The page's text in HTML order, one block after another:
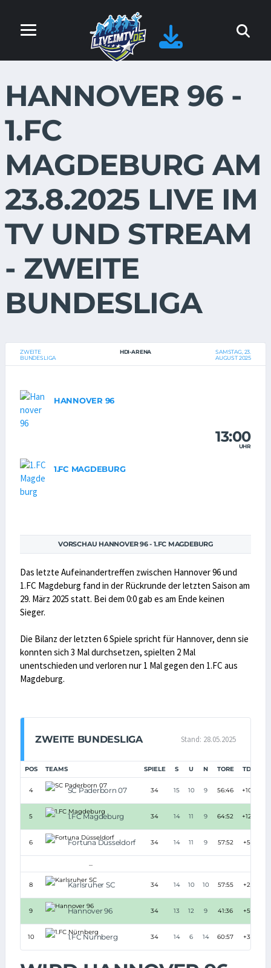
HANNOVER 96 -
1.FC
MAGDEBURG AM
23.8.2025 LIVE IM
TV UND STREAM
- ZWEITE
BUNDESLIGA
ZWEITE
BUNDESLIGA
HDI-ARENA
SAMSTAG, 23.
AUGUST 2025
HANNOVER 96
13:00
UHR
1.FC MAGDEBURG
VORSCHAU HANNOVER 96 - 1.FC MAGDEBURG
Das letzte Aufeinandertreffen zwischen Hannover 96 und
1.FC Magdeburg fand in der Rückrunde der letzten Saison am
29. März 2025 statt. Bei dem 0:0 gab es am Ende keinen
Sieger.
Die Bilanz der letzten 6 Spiele spricht für Hannover, denn sie
konnten sich 3 Mal durchsetzen, spielten 2 Mal
unentschieden und verloren nur 1 Mal gegen den 1.FC aus
Magdeburg.
ZWEITE BUNDESLIGA Stand: 28.05.2025
POS TEAMS SPIELE S U N TORE TD
4 SC Paderborn 07 34 15 10 9 56:46 +10
5 1.FC Magdeburg 34 14 11 9 64:52 +12
6 Fortuna Düsseldorf 34 14 11 9 57:52 +5
...
8 Karlsruher SC 34 14 10 10 57:55 +2
9 Hannover 96 34 13 12 9 41:36 +5
10 1.FC Nürnberg 34 14 6 14 60:57 +3